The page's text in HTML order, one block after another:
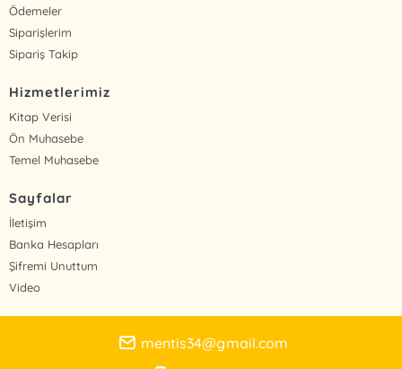
Ödemeler
Siparişlerim
Sipariş Takip
Hizmetlerimiz
Kitap Verisi
Ön Muhasebe
Temel Muhasebe
Sayfalar
İletişim
Banka Hesapları
Şifremi Unuttum
Video
mentis34@gmail.com